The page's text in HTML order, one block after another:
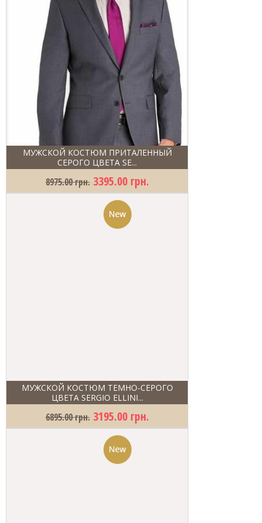
МУЖСКОЙ КОСТЮМ ПРИТАЛЕННЫЙ
СЕРОГО ЦВЕТА SE...
8975.00 грн. 3395.00 грн.
МУЖСКОЙ КОСТЮМ ТЕМНО-СЕРОГО
ЦВЕТА SERGIO ELLINI...
6895.00 грн. 3195.00 грн.